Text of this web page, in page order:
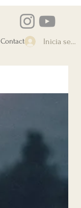
Contacto Inicia sesión